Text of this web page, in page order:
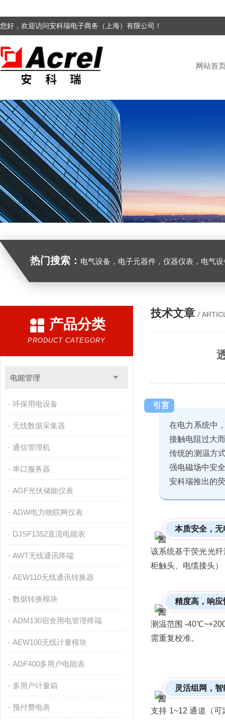
您好，欢迎访问安科瑞电子商务（上海）有限公司！
网站首
热门搜索： 电气设备，电子元器件，仪器仪表，电气
产品分类
PRODUCT CATEGORY
电能管理
环保用电设备
无线数据采集器
通信管理机
串口服务器
AGF光伏储能仪表
ADW电力物联网仪表
DJSF1352直流电能表
AWT无线通讯终端
AEW110无线通讯转换器
数据转换模块
ADM130宿舍用电管理终端
AEW100无线计量模块
ADF400多用户电能表
多用户计量箱
预付费电表
技术文章 /
引言
在电力系统中
接触电阻过大
传统的测温方
强电磁场中安
安科瑞推出的
本质安全，无
该系统基于荧光光
柜触头、电缆接头
精度高，响应
测温范围 -
需重复校准。
灵活组网，
支持 1~12 通道（